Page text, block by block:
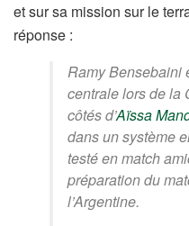
et sur sa mission sur le
réponse :
Ramy Bensebaini
centrale lors de la
côtés d’Aïssa
dans un système
testé en match
préparation du
l’Argentine.